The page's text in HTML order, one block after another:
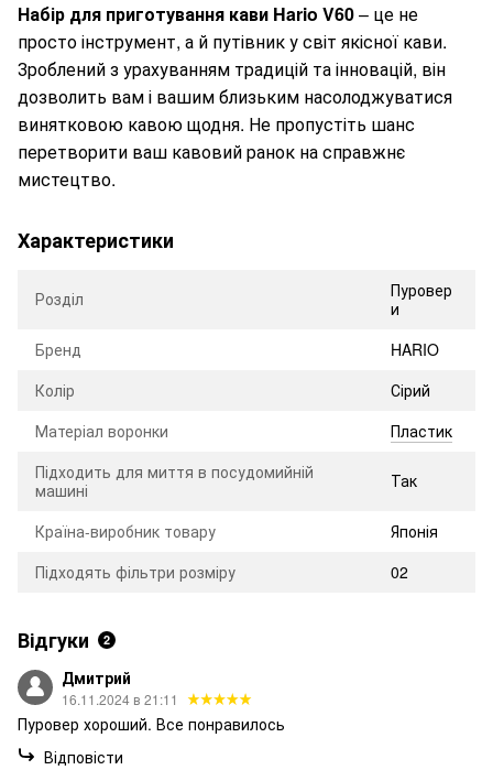
Набір для приготування кави Hario V60– це не
просто інструмент, а й путівник у світ якісної кави.
Зроблений з урахуванням традицій та інновацій, він
дозволить вам і вашим близьким насолоджуватися
винятковою кавою щодня. Не пропустіть шанс
перетворити ваш кавовий ранок на справжнє
мистецтво.
Характеристики
Розділ
Пуровер
и
Бренд
HARIO
Колір
Сірий
Матеріал воронки
Пластик
Підходить для миття в посудомийній
машині
Так
Країна-виробник товару
Японія
Підходять фільтри розміру
02
Відгуки 2
Дмитрий
16.11.2024 в 21:11
Пуровер хороший. Все понравилось
Відповісти